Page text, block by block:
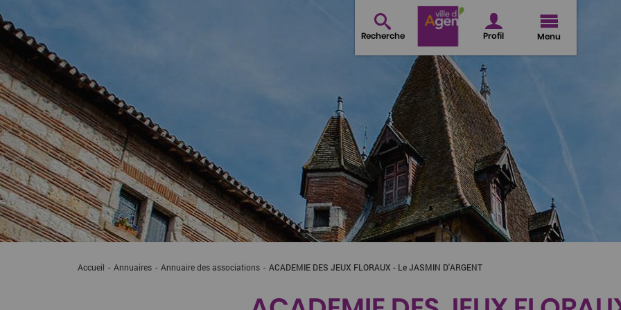
Recherche Profil Menu
Accueil Annuaires Annuaire des associations ACADEMIE DES JEUX FLORAUX - Le JASMIN D'ARGENT